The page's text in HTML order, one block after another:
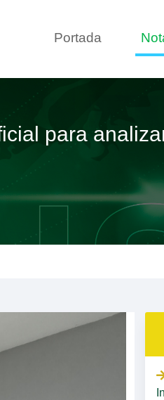
Portada
para